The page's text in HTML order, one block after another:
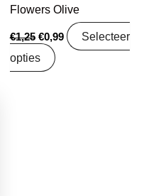
Flowers Olive
€1,25 €0,99
Selecteer
opties